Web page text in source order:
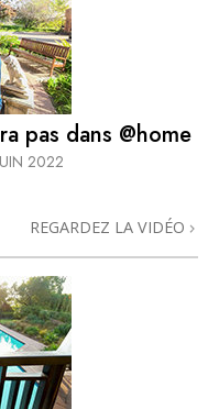
pas dans @home
2022
REGARDEZ LA VIDÉO